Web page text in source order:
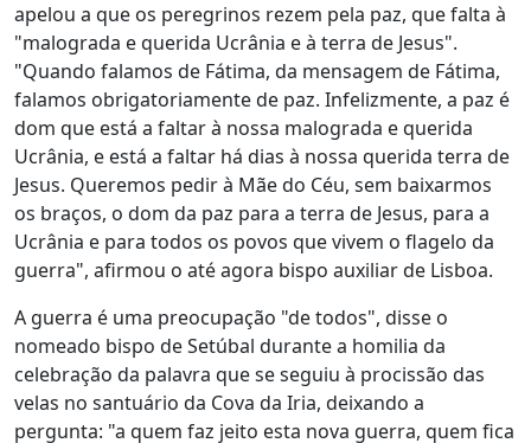
apelou a que os peregrinos rezem pela paz, que falta à
"malograda e querida Ucrânia e à terra de Jesus".
"Quando falamos de Fátima, da mensagem de Fátima,
falamos obrigatoriamente de paz. Infelizmente, a paz é
dom que está a faltar à nossa malograda e querida
Ucrânia, e está a faltar há dias à nossa querida terra de
Jesus. Queremos pedir à Mãe do Céu, sem baixarmos
os braços, o dom da paz para a terra de Jesus, para a
Ucrânia e para todos os povos que vivem o flagelo da
guerra", afirmou o até agora bispo auxiliar de Lisboa.
A guerra é uma preocupação "de todos", disse o
nomeado bispo de Setúbal durante a homilia da
celebração da palavra que se seguiu à procissão das
velas no santuário da Cova da Iria, deixando a
pergunta: "a quem faz jeito esta nova guerra, quem fica